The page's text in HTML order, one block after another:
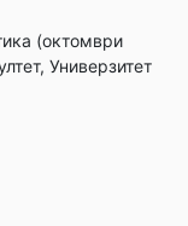
(октомври
Универзитет